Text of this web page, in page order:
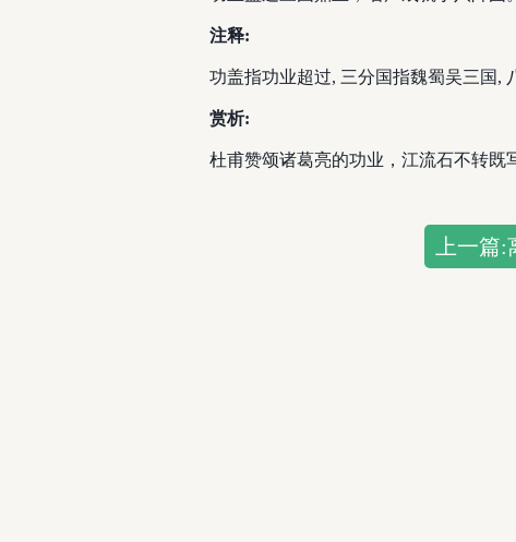
注释:
功盖指功业超过, 三分国指魏蜀吴三国,
赏析:
杜甫赞颂诸葛亮的功业，江流石不转既
上一篇